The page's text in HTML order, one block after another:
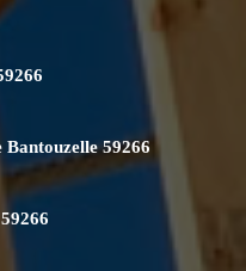
Bantouzelle 59266